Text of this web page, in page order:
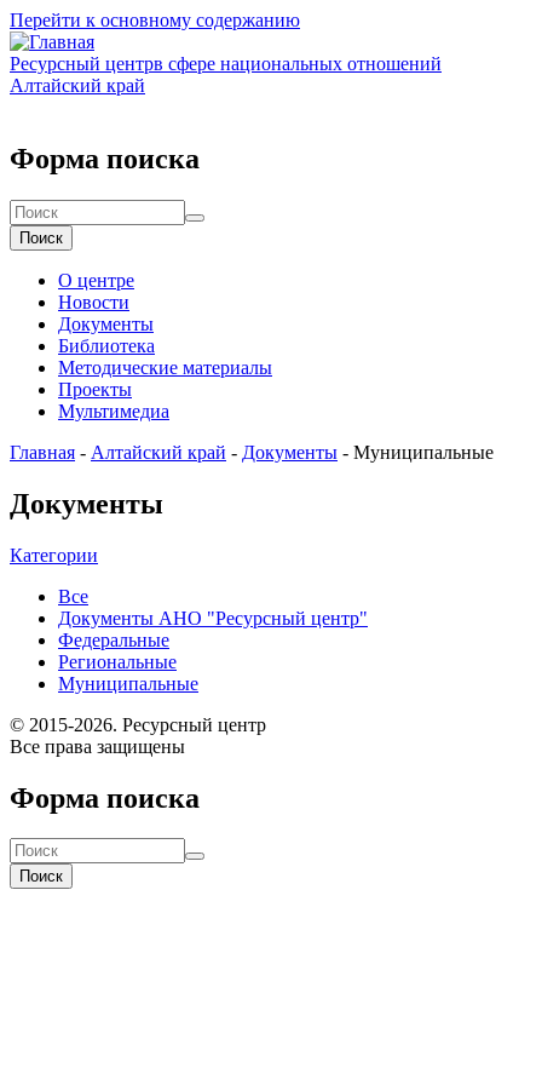
Перейти к основному содержанию
Ресурсный центрв сфере национальных отношений
Алтайский край
Форма поиска
Поиск
О центре
Новости
Документы
Библиотека
Методические материалы
Проекты
Мультимедиа
Главная - Алтайский край - Документы - Муниципальные
Документы
Категории
Все
Документы АНО "Ресурсный центр"
Федеральные
Региональные
Муниципальные
© 2015-2026. Ресурсный центр
Все права защищены
Форма поиска
Поиск